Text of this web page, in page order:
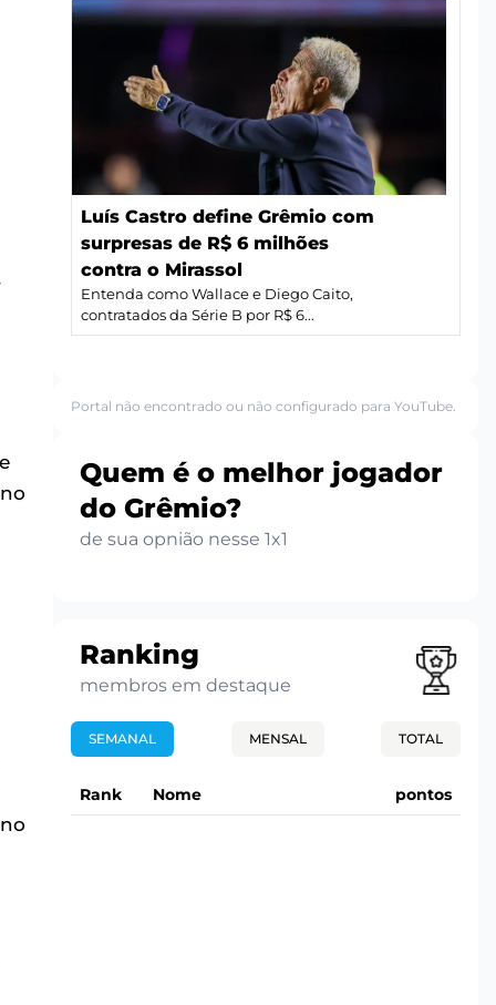
Luís Castro define Grêmio com
surpresas de R$ 6 milhões
contra o Mirassol
Entenda como Wallace e Diego Caito,
contratados da Série B por R$ 6...
Portal não encontrado ou não configurado para YouTube.
Quem é o melhor jogador
do Grêmio?
de sua opnião nesse 1x1
Ranking
membros em destaque
SEMANAL MENSAL TOTAL
Rank Nome pontos